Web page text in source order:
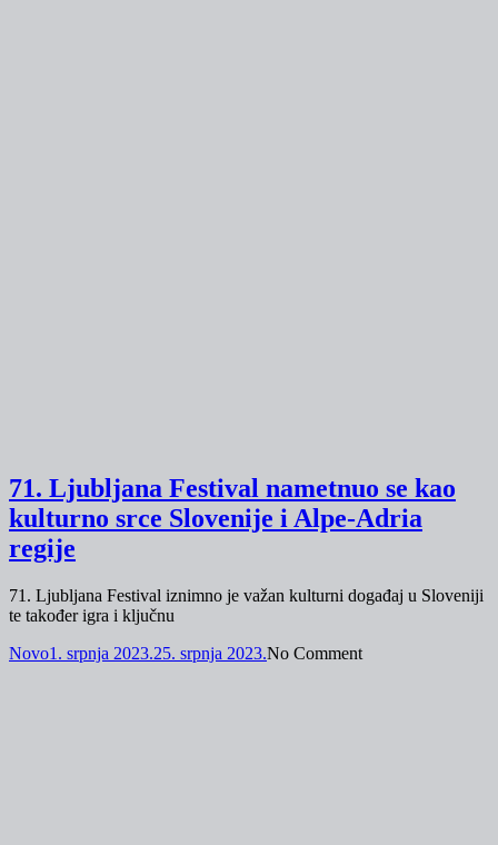
71. Ljubljana Festival nametnuo se kao
kulturno srce Slovenije i Alpe-Adria
regije
71. Ljubljana Festival iznimno je važan kulturni događaj u Sloveniji
te također igra i ključnu
Novo1. srpnja 2023.25. srpnja 2023.No Comment